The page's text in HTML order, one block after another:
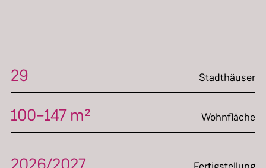
Stadthäuser
29
Wohnfläche
100–147 m²